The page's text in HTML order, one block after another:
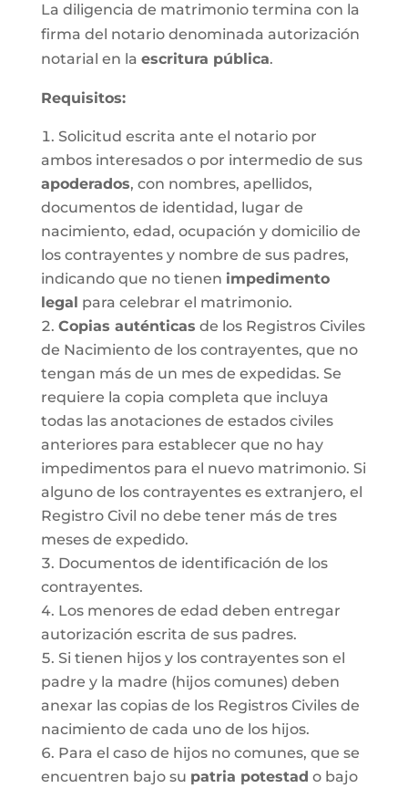
La diligencia de matrimonio termina con la
firma del notario denominada autorización
notarial en la escritura pública.
Requisitos:
Solicitud escrita ante el notario por
ambos interesados o por intermedio de sus
apoderados, con nombres, apellidos,
documentos de identidad, lugar de
nacimiento, edad, ocupación y domicilio de
los contrayentes y nombre de sus padres,
indicando que no tienen impedimento
legal para celebrar el matrimonio.
Copias auténticas de los Registros Civiles
de Nacimiento de los contrayentes, que no
tengan más de un mes de expedidas. Se
requiere la copia completa que incluya
todas las anotaciones de estados civiles
anteriores para establecer que no hay
impedimentos para el nuevo matrimonio. Si
alguno de los contrayentes es extranjero, el
Registro Civil no debe tener más de tres
meses de expedido.
Documentos de identificación de los
contrayentes.
Los menores de edad deben entregar
autorización escrita de sus padres.
Si tienen hijos y los contrayentes son el
padre y la madre (hijos comunes) deben
anexar las copias de los Registros Civiles de
nacimiento de cada uno de los hijos.
Para el caso de hijos no comunes, que se
encuentren bajo su patria potestad o bajo